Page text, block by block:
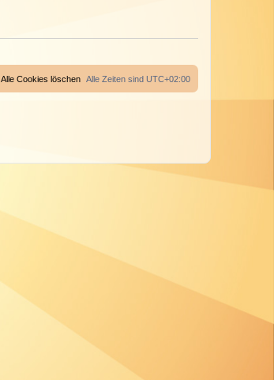
Alle Zeiten sind UTC+02:00
Alle Cookies löschen